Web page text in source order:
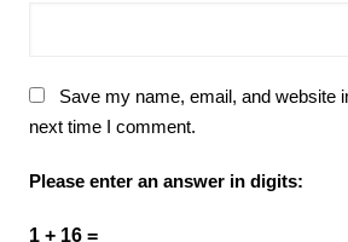
Save my name, email, and website
next time I comment.
Please enter an answer in digits:
1 + 16 =